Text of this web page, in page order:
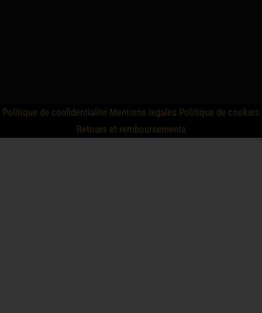
Politique de confidentialité Mentions legales Politique de cookies
Retours et remboursements